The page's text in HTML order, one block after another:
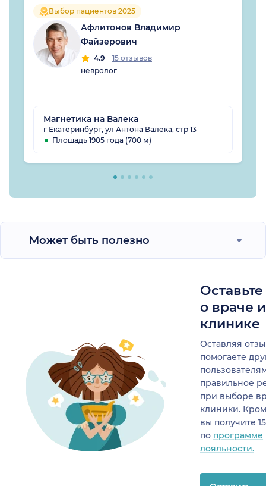
Выбор пациентов 2025
Афлитонов Владимир
Файзерович
4.9
15 отзывов
невролог
Магнетика на Валека
г Екатеринбург, ул Антона Валека, стр 13
Площадь 1905 года (700 м)
Может быть полезно
о враче
клинике
Оставляя
помогаете
правильное
при выборе
клиники.
вы получите
по программе
лояльности.